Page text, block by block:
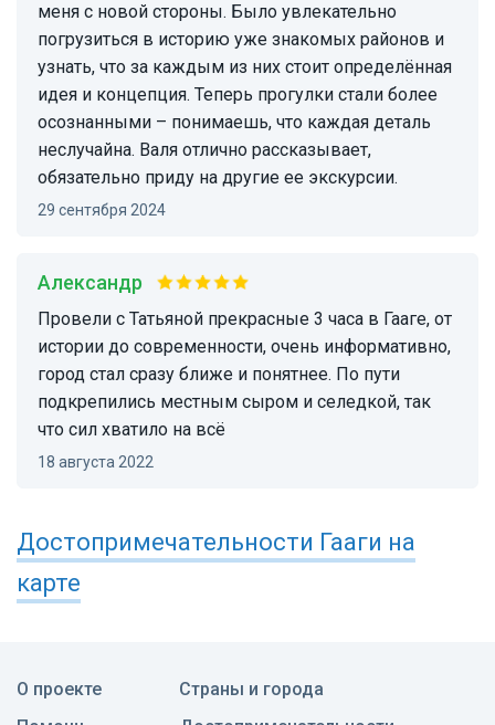
меня с новой стороны. Было увлекательно
погрузиться в историю уже знакомых районов и
узнать, что за каждым из них стоит определённая
идея и концепция. Теперь прогулки стали более
осознанными – понимаешь, что каждая деталь
неслучайна. Валя отлично рассказывает,
обязательно приду на другие ее экскурсии.
29 сентября 2024
Александр
Провели с Татьяной прекрасные 3 часа в Гааге, от
истории до современности, очень информативно,
город стал сразу ближе и понятнее. По пути
подкрепились местным сыром и селедкой, так
что сил хватило на всё
18 августа 2022
Достопримечательности Гааги на
карте
О проекте
Страны и города